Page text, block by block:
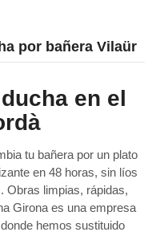
por bañera Vilaür
en el
tu bañera por un plato
en 48 horas, sin líos
Obras limpias, rápidas,
Girona es una empresa
hemos sustituido